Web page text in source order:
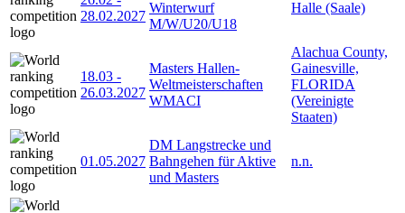
28.02.2027
Winterwurf
M/W/U20/U18
Halle (Saale)
18.03 -
26.03.2027
Masters Hallen-
Weltmeisterschaften
WMACI
Alachua County,
Gainesville,
FLORIDA
(Vereinigte
Staaten)
01.05.2027
DM Langstrecke und
Bahngehen für Aktive
und Masters
n.n.